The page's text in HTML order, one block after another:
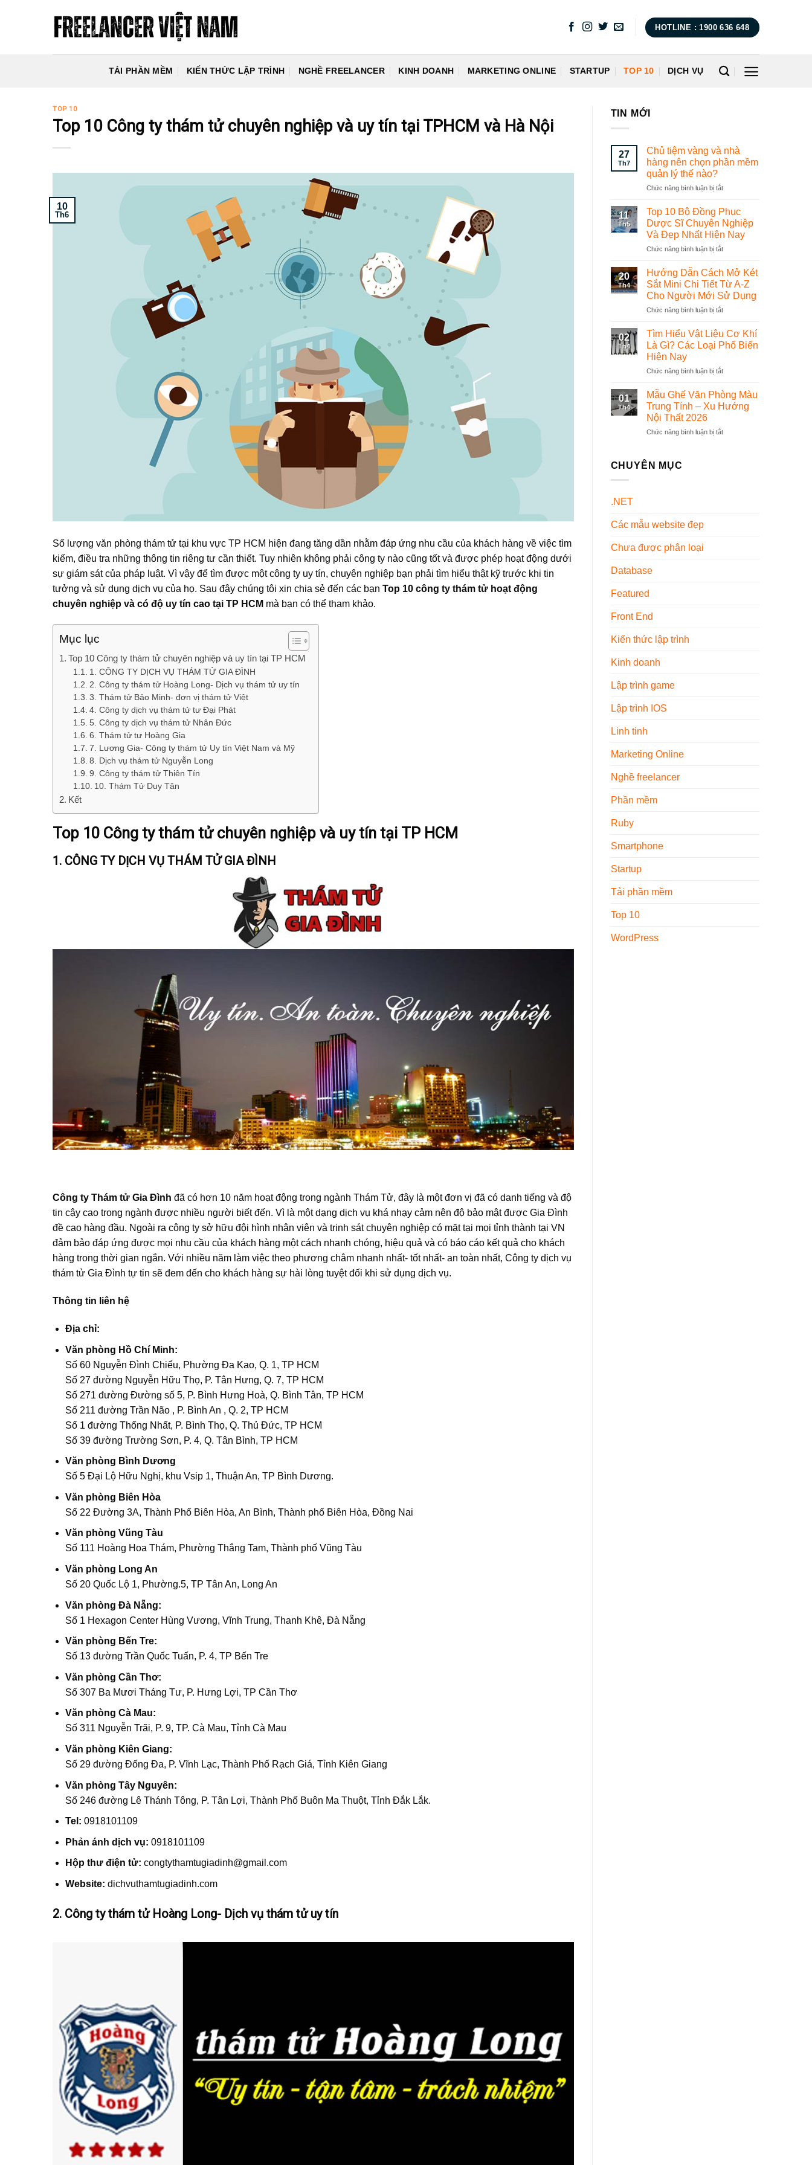
HOTLINE : 1900 636 648
TẢI PHẦN MỀM KIẾN THỨC LẬP TRÌNH NGHỀ FREELANCER KINH DOANH MARKETING ONLINE STARTUP TOP 10 DỊCH VỤ
TOP 10
Top 10 Công ty thám tử chuyên nghiệp và uy tín tại TPHCM và Hà Nội
10
Th6
Số lượng văn phòng thám tử tại khu vực TP HCM hiện đang tăng dần nhằm đáp ứng nhu cầu của khách hàng về việc tìm
kiếm, điều tra những thông tin riêng tư cần thiết. Tuy nhiên không phải công ty nào cũng tốt và được phép hoạt động dưới
sự giám sát của pháp luật. Vì vậy để tìm được một công ty uy tín, chuyên nghiệp bạn phải tìm hiểu thật kỹ trước khi tin
tưởng và sử dụng dịch vụ của họ. Sau đây chúng tôi xin chia sẻ đến các bạn Top 10 công ty thám tử hoạt động
chuyên nghiệp và có độ uy tín cao tại TP HCM mà bạn có thể tham khảo.
Mục lục
Top 10 Công ty thám tử chuyên nghiệp và uy tín tại TP HCM
1. CÔNG TY DỊCH VỤ THÁM TỬ GIA ĐÌNH
2. Công ty thám tử Hoàng Long- Dịch vụ thám tử uy tín
3. Thám tử Bảo Minh- đơn vị thám tử Việt
4. Công ty dịch vụ thám tử tư Đại Phát
5. Công ty dịch vụ thám tử Nhân Đức
6. Thám tử tư Hoàng Gia
7. Lương Gia- Công ty thám tử Uy tín Việt Nam và Mỹ
8. Dịch vụ thám tử Nguyễn Long
9. Công ty thám tử Thiên Tín
10. Thám Tử Duy Tân
Kết
Top 10 Công ty thám tử chuyên nghiệp và uy tín tại TP HCM
1. CÔNG TY DỊCH VỤ THÁM TỬ GIA ĐÌNH
Công ty Thám tử Gia Đình đã có hơn 10 năm hoạt động trong ngành Thám Tử, đây là một đơn vị đã có danh tiếng và độ
tin cậy cao trong ngành được nhiều người biết đến. Vì là một dạng dịch vụ khá nhạy cảm nên độ bảo mật được Gia Đình
đề cao hàng đầu. Ngoài ra công ty sở hữu đội hình nhân viên và trinh sát chuyên nghiệp có mặt tại mọi tỉnh thành tại VN
đảm bảo đáp ứng được mọi nhu cầu của khách hàng một cách nhanh chóng, hiệu quả và có báo cáo kết quả cho khách
hàng trong thời gian ngắn. Với nhiều năm làm việc theo phương châm nhanh nhất- tốt nhất- an toàn nhất, Công ty dịch vụ
thám tử Gia Đình tự tin sẽ đem đến cho khách hàng sự hài lòng tuyệt đối khi sử dụng dịch vụ.
Thông tin liên hệ
Địa chỉ:
Văn phòng Hồ Chí Minh:
Số 60 Nguyễn Đình Chiểu, Phường Đa Kao, Q. 1, TP HCM
Số 27 đường Nguyễn Hữu Thọ, P. Tân Hưng, Q. 7, TP HCM
Số 271 đường Đường số 5, P. Bình Hưng Hoà, Q. Bình Tân, TP HCM
Số 211 đường Trần Não , P. Bình An , Q. 2, TP HCM
Số 1 đường Thống Nhất, P. Bình Thọ, Q. Thủ Đức, TP HCM
Số 39 đường Trường Sơn, P. 4, Q. Tân Bình, TP HCM
Văn phòng Bình Dương
Số 5 Đại Lộ Hữu Nghị, khu Vsip 1, Thuận An, TP Bình Dương.
Văn phòng Biên Hòa
Số 22 Đường 3A, Thành Phố Biên Hòa, An Bình, Thành phố Biên Hòa, Đồng Nai
Văn phòng Vũng Tàu
Số 111 Hoàng Hoa Thám, Phường Thắng Tam, Thành phố Vũng Tàu
Văn phòng Long An
Số 20 Quốc Lộ 1, Phường.5, TP Tân An, Long An
Văn phòng Đà Nẵng:
Số 1 Hexagon Center Hùng Vương, Vĩnh Trung, Thanh Khê, Đà Nẵng
Văn phòng Bến Tre:
Số 13 đường Trần Quốc Tuấn, P. 4, TP Bến Tre
Văn phòng Cần Thơ:
Số 307 Ba Mươi Tháng Tư, P. Hưng Lợi, TP Cần Thơ
Văn phòng Cà Mau:
Số 311 Nguyễn Trãi, P. 9, TP. Cà Mau, Tỉnh Cà Mau
Văn phòng Kiên Giang:
Số 29 đường Đống Đa, P. Vĩnh Lạc, Thành Phố Rạch Giá, Tỉnh Kiên Giang
Văn phòng Tây Nguyên:
Số 246 đường Lê Thánh Tông, P. Tân Lợi, Thành Phố Buôn Ma Thuột, Tỉnh Đắk Lắk.
Tel: 0918101109
Phản ánh dịch vụ: 0918101109
Hộp thư điện tử: congtythamtugiadinh@gmail.com
Website: dichvuthamtugiadinh.com
2. Công ty thám tử Hoàng Long- Dịch vụ thám tử uy tín
TIN MỚI
27
Th7
Chủ tiệm vàng và nhà
hàng nên chọn phần mềm
quản lý thế nào?
Chức năng bình luận bị tắtở
tiệm
vàng
và
nhà
hàng
chọn
phần
mềm
quản
lý
nào?
11
Th5
Top 10 Bộ Đồng Phục
Dược Sĩ Chuyên Nghiệp
Và Đẹp Nhất Hiện Nay
Chức năng bình luận bị tắtở
10
Bộ
Đồng
Phục
Dược
Chuyên
Nghiệp
Nhất
Nay
20
Th4
Hướng Dẫn Cách Mở Két
Sắt Mini Chi Tiết Từ A-Z
Cho Người Mới Sử Dụng
Chức năng bình luận bị tắtở
Dẫn
Cách
Mở
Sắt
Chi
Tiết
Z
02
Th4
Tìm Hiểu Vật Liệu Cơ Khí
Là Gì? Các Loại Phổ Biến
Hiện Nay
Chức năng bình luận bị tắtở
Hiểu
Vật
Liệu
Khí
01
Th4
Mẫu Ghế Văn Phòng Màu
Trung Tính – Xu Hướng
Nội Thất 2026
Chức năng bình luận bị tắtở
CHUYÊN MỤC
.NET
Các mẫu website đẹp
Chưa được phân loại
Database
Featured
Front End
Kiến thức lập trình
Kinh doanh
Lập trình game
Lập trình IOS
Linh tinh
Marketing Online
Nghề freelancer
Phần mềm
Ruby
Smartphone
Startup
Tải phần mềm
Top 10
WordPress